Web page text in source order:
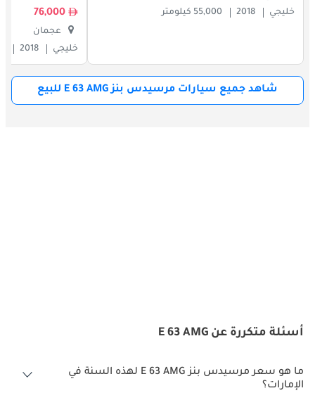
خليجي 2018 55,000 كيلومتر
76,000
عجمان
خليجي
2018
شاهد جميع سيارات مرسيدس بنز E 63 AMG للبيع
أسئلة متكررة عن E 63 AMG
ما هو سعر مرسيدس بنز E 63 AMG لهذه السنة في
الإمارات؟